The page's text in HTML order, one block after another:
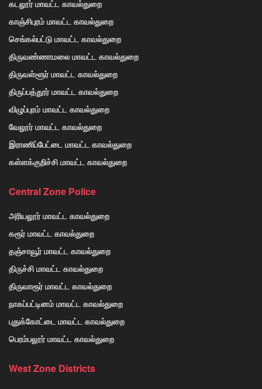
கடலூர் மாவட்ட காவல்துறை
காஞ்சிபுரம் மாவட்ட காவல்துறை
செங்கல்பட்டு மாவட்ட காவல்துறை
திருவண்ணாமலை மாவட்ட காவல்துறை
திருவள்ளூர் மாவட்ட காவல்துறை
திருப்பத்தூர் மாவட்ட காவல்துறை
விழுப்புரம் மாவட்ட காவல்துறை
வேலூர் மாவட்ட காவல்துறை
இராணிப்பேட்டை மாவட்ட காவல்துறை
கள்ளக்குறிச்சி மாவட்ட காவல்துறை
Central Zone Police
அரியலூர் மாவட்ட காவல்துறை
கரூர் மாவட்ட காவல்துறை
தஞ்சாவூர் மாவட்ட காவல்துறை
திருச்சி மாவட்ட காவல்துறை
திருவாரூர் மாவட்ட காவல்துறை
நாகப்பட்டினம் மாவட்ட காவல்துறை
புதுக்கோட்டை மாவட்ட காவல்துறை
பெரம்பலூர் மாவட்ட காவல்துறை
West Zone Districts